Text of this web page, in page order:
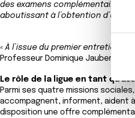
l
e
n
d
u
c
des examens complémentaires,
aboutissant à l’obtention d’un
« À l’issue du premier entretien,
Professeur Dominique Jaubert,
Le rôle de la ligue en tant
Parmi ses quatre missions
accompagnent, informent, aident
disposition une offre